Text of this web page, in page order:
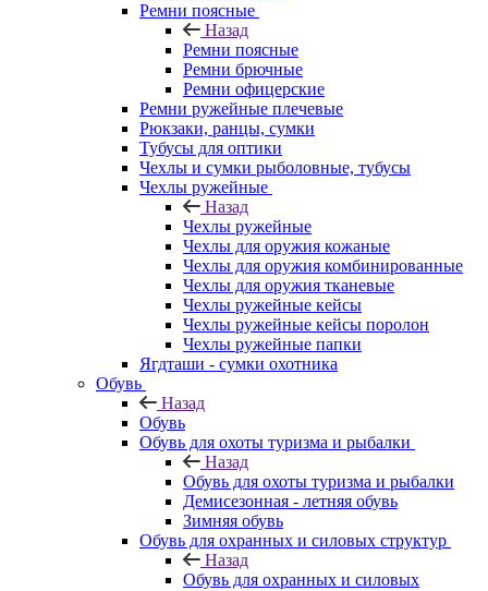
Ремни поясные
Назад
Ремни поясные
Ремни брючные
Ремни офицерские
Ремни ружейные плечевые
Рюкзаки, ранцы, сумки
Тубусы для оптики
Чехлы и сумки рыболовные, тубусы
Чехлы ружейные
Назад
Чехлы ружейные
Чехлы для оружия кожаные
Чехлы для оружия комбинированные
Чехлы для оружия тканевые
Чехлы ружейные кейсы
Чехлы ружейные кейсы поролон
Чехлы ружейные папки
Ягдташи - сумки охотника
Обувь
Назад
Обувь
Обувь для охоты туризма и рыбалки
Назад
Обувь для охоты туризма и рыбалки
Демисезонная - летняя обувь
Зимняя обувь
Обувь для охранных и силовых структур
Назад
Обувь для охранных и силовых